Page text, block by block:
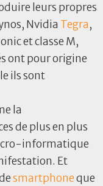
leurs propres
Nvidia Tegra,
et classe M,
ont pour origine
ils sont
la
de plus en plus
informatique
Et
smartphoneque